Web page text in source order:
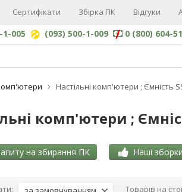
Сертифікати Збірка ПК Відгуки
1-005 (093) 500-1-009 0 (800) 604-
Настільні комп'ютери ; Ємність
комп'ютери ;
на збирання ПК Наші зборки
Товарів на